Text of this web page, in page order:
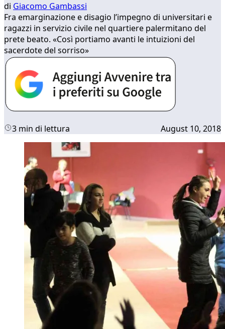
di Giacomo Gambassi
Fra emarginazione e disagio l’impegno di universitari e
ragazzi in servizio civile nel quartiere palermitano del
prete beato. «Così portiamo avanti le intuizioni del
sacerdote del sorriso»
3 min di lettura August 10, 2018